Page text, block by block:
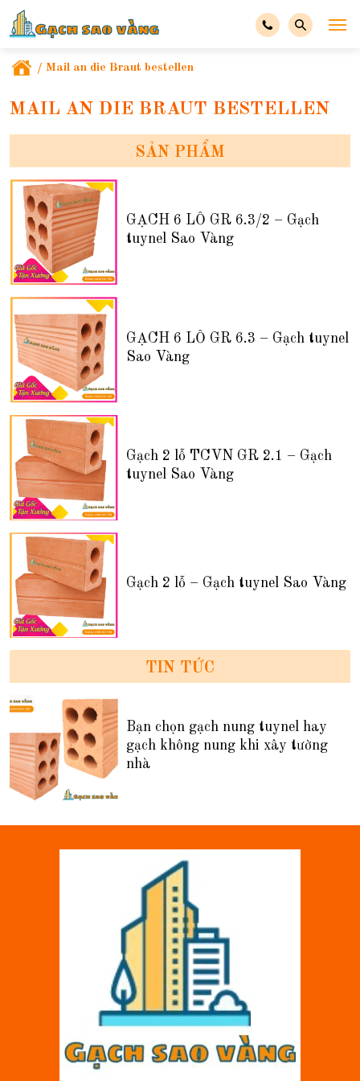
/ Mail an die Braut bestellen
MAIL AN DIE BRAUT BESTELLEN
SẢN PHẨM
GẠCH 6 LỖ GR 6.3/2 – Gạch
tuynel Sao Vàng
GẠCH 6 LỖ GR 6.3 – Gạch tuynel
Sao Vàng
Gạch 2 lỗ TCVN GR 2.1 – Gạch
tuynel Sao Vàng
Gạch 2 lỗ – Gạch tuynel Sao Vàng
TIN TỨC
Bạn chọn gạch nung tuynel hay
gạch không nung khi xây tường
nhà